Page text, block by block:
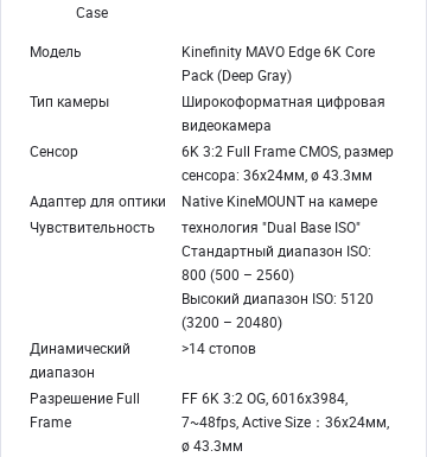
Case
Модель
Kinefinity MAVO Edge 6K Core
Pack (Deep Gray)
Тип камеры
Широкоформатная цифровая
видеокамера
Сенсор
6K 3:2 Full Frame CMOS, размер
сенсора: 36x24мм, ø 43.3мм
Адаптер для оптики
Native KineMOUNT на камере
Чувствительность
технология "Dual Base ISO"
Стандартный диапазон ISO:
800 (500 – 2560)
Высокий диапазон ISO: 5120
(3200 – 20480)
Динамический
диапазон
>14 стопов
Разрешение Full
Frame
FF 6K 3:2 OG, 6016x3984,
7~48fps, Active Size：36x24мм,
ø 43.3мм